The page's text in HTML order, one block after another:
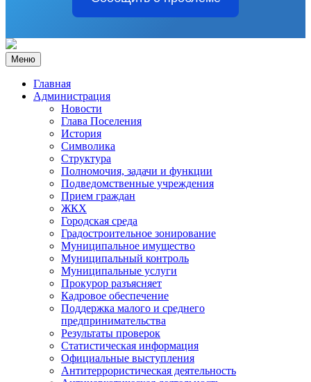
Меню
Главная
Администрация
Новости
Глава Поселения
История
Символика
Структура
Полномочия, задачи и функции
Подведомственные учреждения
Прием граждан
ЖКХ
Городская среда
Градостроительное зонирование
Муниципальное имущество
Муниципальный контроль
Муниципальные услуги
Прокурор разъясняет
Кадровое обеспечение
Поддержка малого и среднего
предпринимательства
Результаты проверок
Статистическая информация
Официальные выступления
Антитеррористическая деятельность